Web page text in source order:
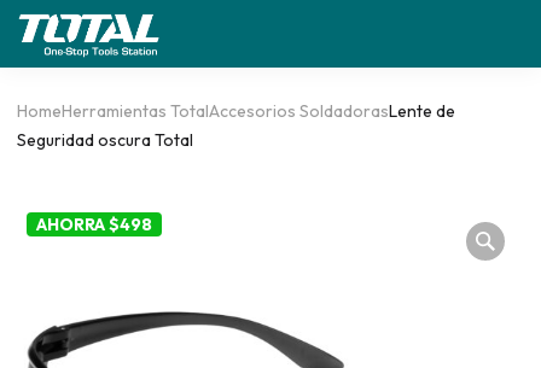
HomeHerramientas TotalAccesorios SoldadorasLente de
Seguridad oscura Total
AHORRA $498